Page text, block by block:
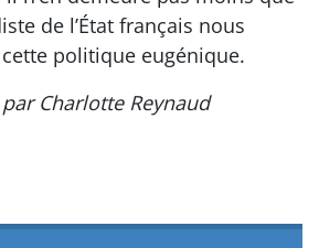
de l’État français nous
politique eugénique.
Charlotte Reynaud